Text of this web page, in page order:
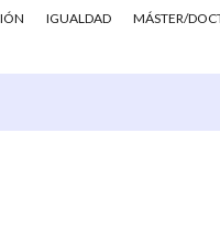
IGUALDAD MÁSTER/